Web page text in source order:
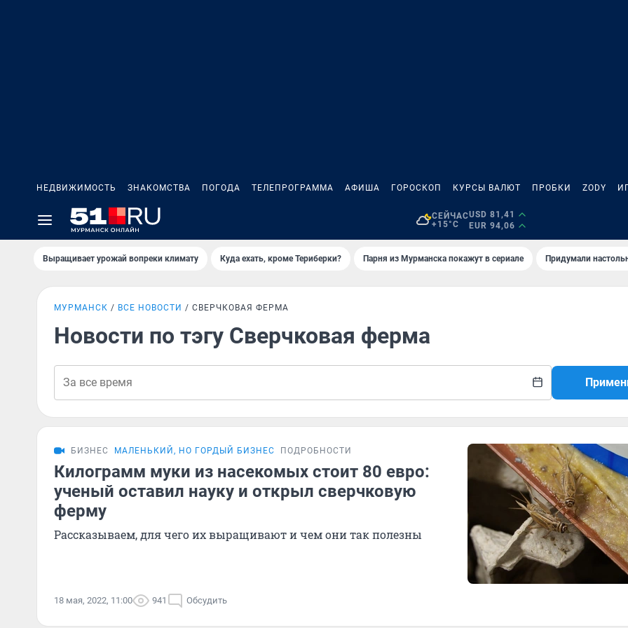
НЕДВИЖИМОСТЬ ЗНАКОМСТВА ПОГОДА ТЕЛЕПРОГРАММА АФИША ГОРОСКОП КУРСЫ ВАЛЮТ ПРОБКИ ZODY
СЕЙЧАС
+15°C
USD 81,41
EUR 94,06
Выращивает урожай вопреки климату Куда ехать, кроме Териберки? Парня из Мурманска покажут в сериале Придумали
МУРМАНСК ВСЕ НОВОСТИ СВЕРЧКОВАЯ ФЕРМА
Новости по тэгу Сверчковая ферма
БИЗНЕС МАЛЕНЬКИЙ, НО ГОРДЫЙ БИЗНЕС ПОДРОБНОСТИ
Килограмм муки из насекомых стоит 80 евро:
ученый оставил науку и открыл сверчковую
ферму
Рассказываем, для чего их выращивают и чем они так полезны
18 мая, 2022, 11:00 941 Обсудить